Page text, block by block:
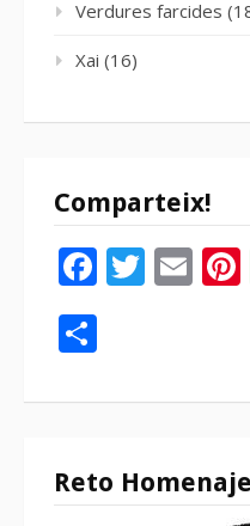
Verdures farcides
Xai (16)
Comparteix!
Reto